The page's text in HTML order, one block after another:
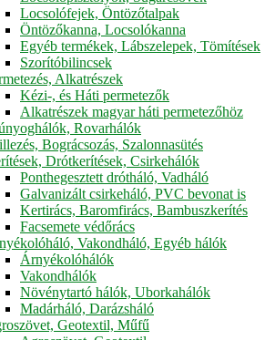
Locsolófejek, Öntözőtalpak
Öntözőkanna, Locsolókanna
Egyéb termékek, Lábszelepek, Tömítések
Szorítóbilincsek
Alkatrészek
Kézi-, és Háti permetezők
Alkatrészek magyar háti permetezőhöz
Rovarhálók
Bográcsozás, Szalonnasütés
Drótkerítések, Csirkehálók
Ponthegesztett drótháló, Vadháló
Galvanizált csirkeháló, PVC bevonat is
Kertirács, Baromfirács, Bambuszkerítés
Facsemete védőrács
Vakondháló, Egyéb hálók
Árnyékolóhálók
Vakondhálók
Növénytartó hálók, Uborkahálók
Madárháló, Darázsháló
Geotextil, Műfű